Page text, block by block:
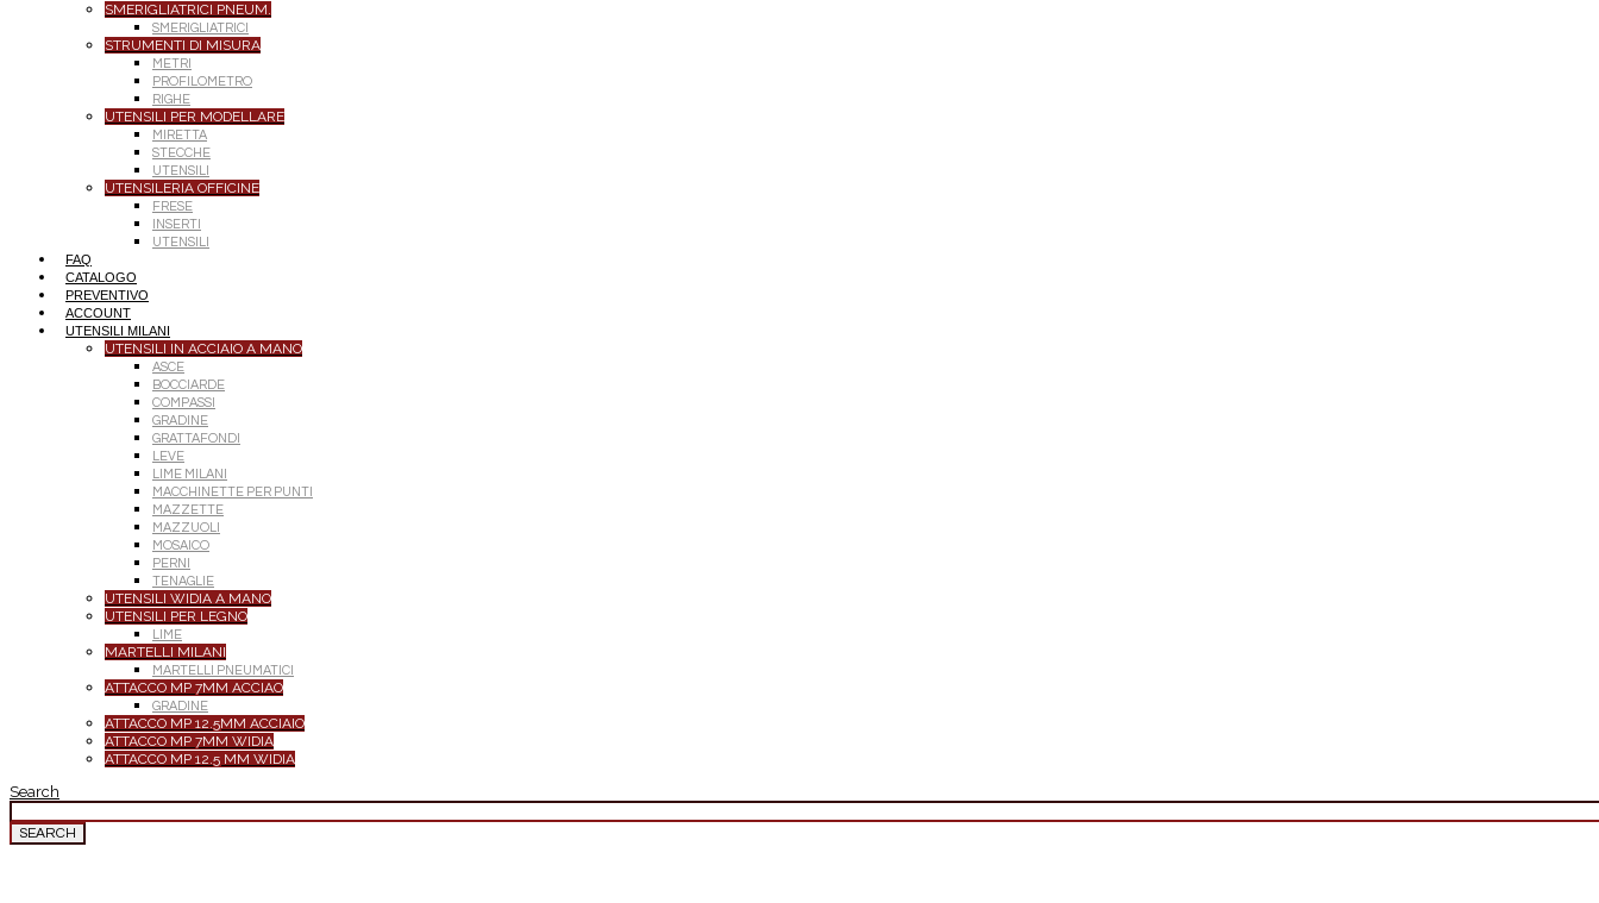
SMERIGLIATRICI PNEUM.
SMERIGLIATRICI
STRUMENTI DI MISURA
METRI
PROFILOMETRO
RIGHE
UTENSILI PER MODELLARE
MIRETTA
STECCHE
UTENSILI
UTENSILERIA OFFICINE
FRESE
INSERTI
UTENSILI
FAQ
CATALOGO
PREVENTIVO
ACCOUNT
UTENSILI MILANI
UTENSILI IN ACCIAIO A MANO
ASCE
BOCCIARDE
COMPASSI
GRADINE
GRATTAFONDI
LEVE
LIME MILANI
MACCHINETTE PER PUNTI
MAZZETTE
MAZZUOLI
MOSAICO
PERNI
TENAGLIE
UTENSILI WIDIA A MANO
UTENSILI PER LEGNO
LIME
MARTELLI MILANI
MARTELLI PNEUMATICI
ATTACCO MP 7MM ACCIAO
GRADINE
ATTACCO MP 12.5MM ACCIAIO
ATTACCO MP 7MM WIDIA
ATTACCO MP 12.5 MM WIDIA
Search
SEARCH
FOR